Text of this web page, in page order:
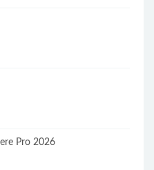
Pro 2026